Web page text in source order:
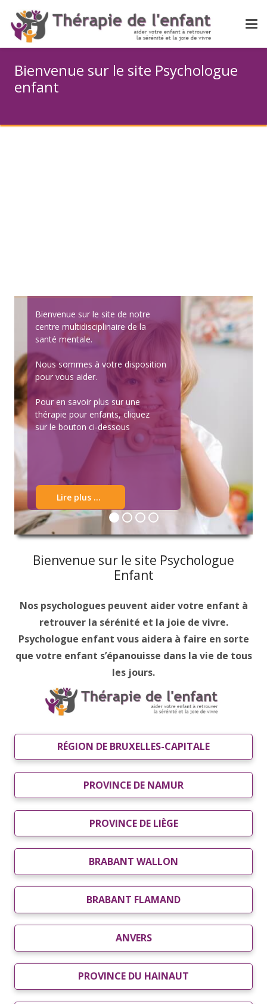
Bienvenue sur le site Psychologue
enfant
Bienvenue sur le site de notre
centre multidisciplinaire de la
santé mentale.
Nous sommes à votre disposition
pour vous aider.
Pour en savoir plus sur une
thérapie pour enfants, cliquez
sur le bouton ci-dessous
Lire plus ...
Bienvenue sur le site Psychologue
Enfant
Nos psychologues peuvent aider votre enfant à
retrouver la sérénité et la joie de vivre.
Psychologue enfant vous aidera à faire en sorte
que votre enfant s’épanouisse dans la vie de tous
les jours.
RÉGION DE BRUXELLES-CAPITALE
PROVINCE DE NAMUR
PROVINCE DE LIÈGE
BRABANT WALLON
BRABANT FLAMAND
ANVERS
PROVINCE DU HAINAUT